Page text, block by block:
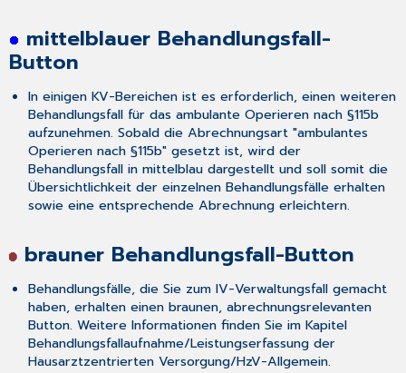
mittelblauer Behandlungsfall-
Button
In einigen KV-Bereichen ist es erforderlich, einen weiteren
Behandlungsfall für das ambulante Operieren nach §115b
aufzunehmen. Sobald die Abrechnungsart "ambulantes
Operieren nach §115b" gesetzt ist, wird der
Behandlungsfall in mittelblau dargestellt und soll somit die
Übersichtlichkeit der einzelnen Behandlungsfälle erhalten
sowie eine entsprechende Abrechnung erleichtern.
brauner Behandlungsfall-Button
Behandlungsfälle, die Sie zum IV-Verwaltungsfall gemacht
haben, erhalten einen braunen, abrechnungsrelevanten
Button. Weitere Informationen finden Sie im Kapitel
Behandlungsfallaufnahme/Leistungserfassungder
Hausarztzentrierten Versorgung/HzV-Allgemein.